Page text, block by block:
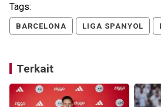
Tags:
BARCELONA LIGA SPANYOL
Terkait